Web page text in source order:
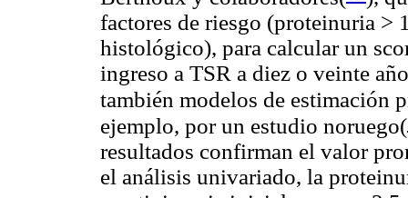
factores de riesgo (proteinuria >
histológico), para calcular un
ingreso a TSR a diez o veinte
también modelos de estimación
ejemplo, por un estudio noruego(
resultados confirman el valor
el análisis univariado, la